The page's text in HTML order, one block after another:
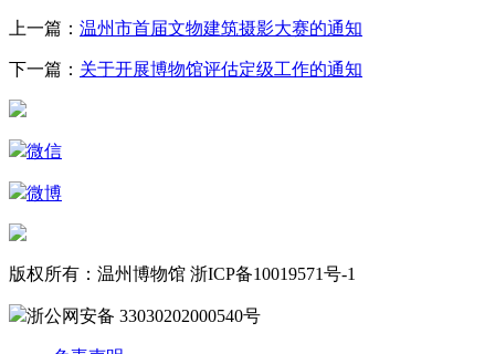
上一篇： 温州市首届文物建筑摄影大赛的通知
下一篇： 关于开展博物馆评估定级工作的通知
微信
微博
版权所有：温州博物馆 浙ICP备10019571号-1
浙公网安备 33030202000540号